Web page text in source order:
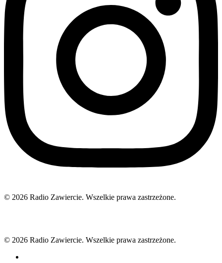
© 2026 Radio Zawiercie. Wszelkie prawa zastrzeżone.
© 2026 Radio Zawiercie. Wszelkie prawa zastrzeżone.